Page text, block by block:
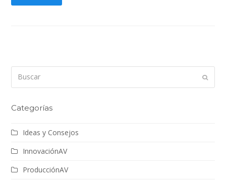
Enviar
Categorías
Ideas y Consejos
InnovaciónAV
ProducciónAV